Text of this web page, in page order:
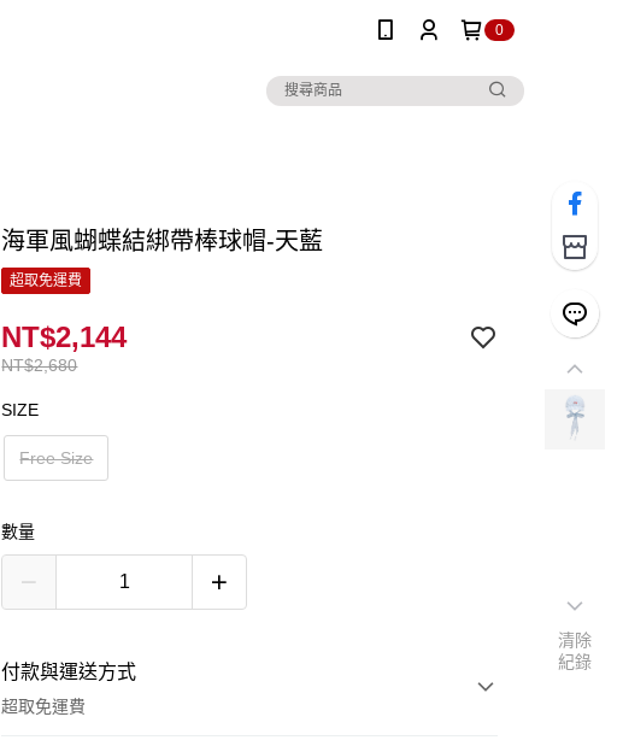
0
海軍風蝴蝶結綁帶棒球帽-天藍
超取免運費
NT$2,680
NT$2,144
SIZE
Free Size
數量
付款與運送方式
超取免運費
清除
紀錄